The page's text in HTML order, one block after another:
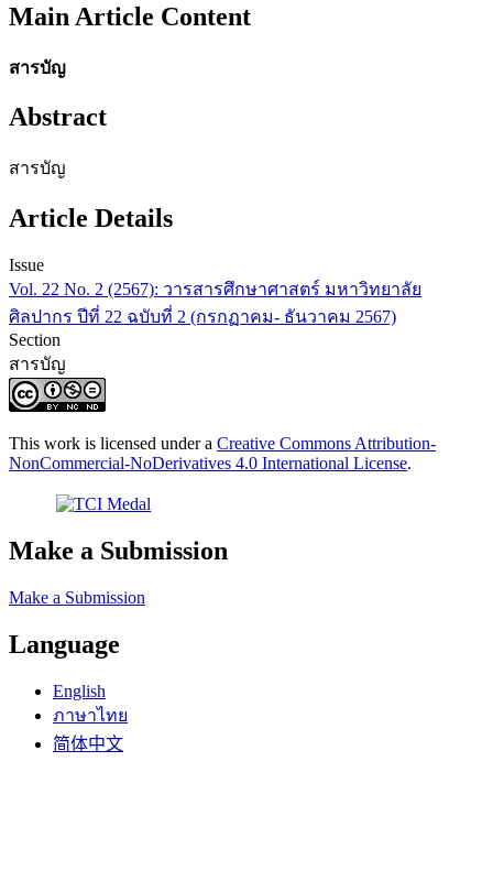
Main Article Content
สารบัญ
Abstract
สารบัญ
Article Details
Issue
Vol. 22 No. 2 (2567): วารสารศึกษาศาสตร์ มหาวิทยาลัย
ศิลปากร ปีที่ 22 ฉบับที่ 2 (กรกฏาคม- ธันวาคม 2567)
Section
สารบัญ
This work is licensed under a Creative Commons Attribution-
NonCommercial-NoDerivatives 4.0 International License.
Make a Submission
Make a Submission
Language
English
ภาษาไทย
简体中文